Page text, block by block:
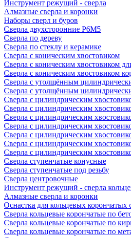
Инструмент режущий - сверла
Алмазные сверла и коронки
Наборы сверл и буров
Сверла двухсторонние Р6М5
Сверла по дереву
Сверла по стеклу и керамике
Сверла с коническим хвостовиком
Сверла с коническим хвостовиком
Сверла с коническим хвостовиком
Сверла с утолщённым
Сверла с утолщённым
Сверла с цилиндрическим
Сверла с цилиндрическим
Сверла с цилиндрическим
Сверла с цилиндрическим
Сверла с цилиндрическим
Сверла с цилиндрическим
Сверла с цилиндрическим
Сверла ступенчатые конусные
Сверла ступенчатые под резьбу
Сверла центровочные
Инструмент режущий - сверла
Алмазные сверла и коронки
Оснастка для кольцевых корончатых
Сверла кольцевые корончатые по
Сверла кольцевые корончатые по
Сверла кольцевые корончатые по